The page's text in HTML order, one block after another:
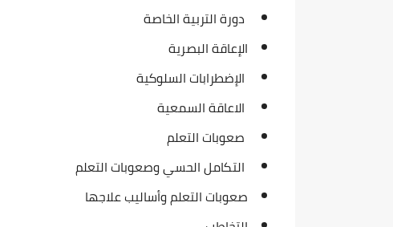
دورة التربية الخاصة
⁦⁩ الإضطرابات السلوكية
⁦⁩ الاعاقة السمعية
⁦⁩ صعوبات التعلم
التكامل الحسي وصعوبات التعلم
صعوبات التعلم وأساليب علاجها